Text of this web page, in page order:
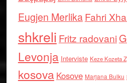
Eugjen MerlikaFahri
shkreli Fritz radovani
Levonja Interviste Keze Kozeta
kosova Kosove Marjana Bulku